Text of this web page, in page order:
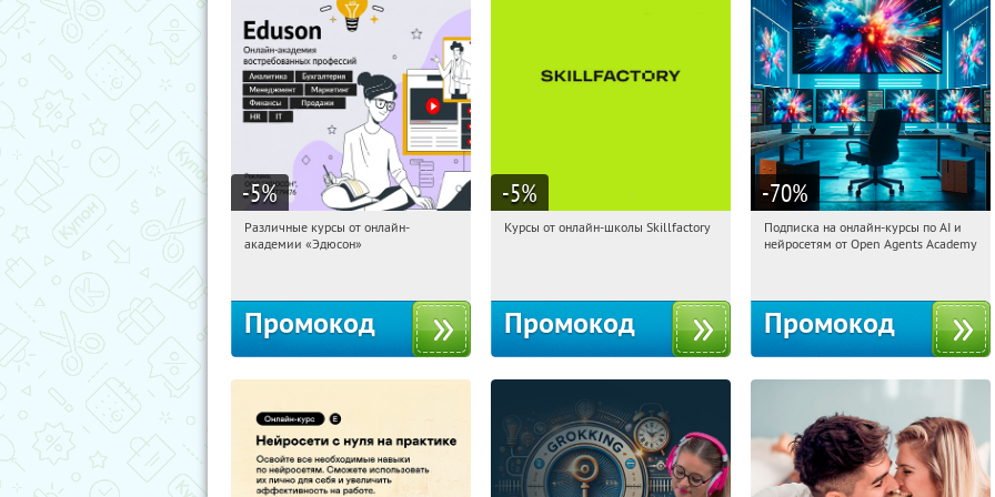
-5%
12:43:03 Получили:
Различные курсы от онлайн-
академии «Эдюсон»
Промокод
-5%
12:43:03
Получи первым!
Курсы от онлайн-школы Skillfactory
Промокод
-70%
12:43:03 Получили:
Подписка на онлайн-курсы по AI и
нейросетям от Open Agents Academy
Промокод